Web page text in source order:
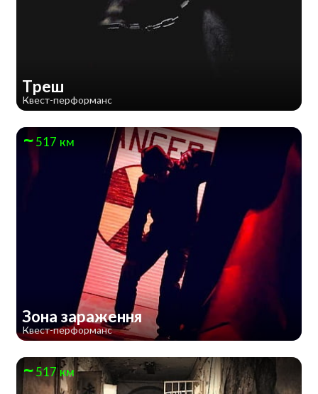
Треш
Квест-перформанс
517 км
Зона зараження
Квест-перформанс
517 км